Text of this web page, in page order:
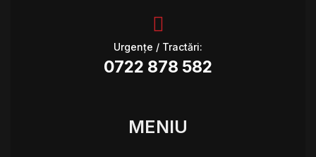
Urgențe / Tractări:
0722 878 582
MENIU